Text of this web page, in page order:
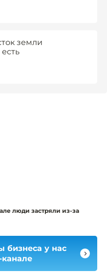
земли
люди застряли из-за
бизнеса у нас
канале